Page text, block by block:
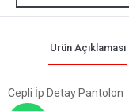
Ürün Açıklaması
Cepli İp Detay Pantolon